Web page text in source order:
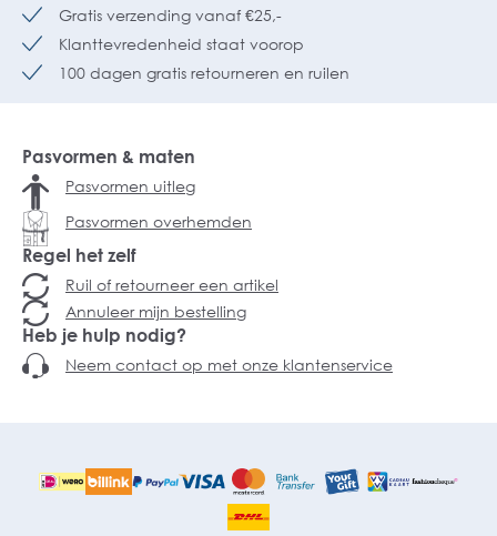
Gratis verzending vanaf €25,-
Klanttevredenheid staat voorop
100 dagen gratis retourneren en ruilen
Pasvormen & maten
Pasvormen uitleg
Pasvormen overhemden
Regel het zelf
Ruil of retourneer een artikel
Annuleer mijn bestelling
Heb je hulp nodig?
Neem contact op met onze klantenservice